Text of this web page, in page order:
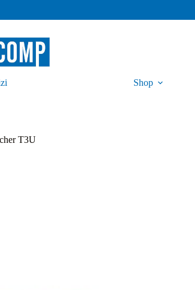
Shop
T3U